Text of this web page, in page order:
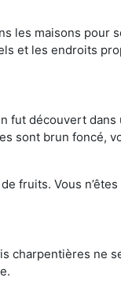
les maisons pour
et les endroits
fut découvert dans
sont brun foncé,
fruits. Vous n’êtes
charpentières ne